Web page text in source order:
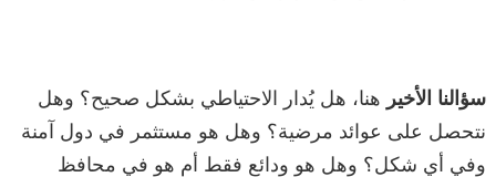
سؤالنا الأخير هنا، هل يُدار الاحتياطي بشكل صحيح؟ وهل
نتحصل على عوائد مرضية؟ وهل هو مستثمر في دول آمنة
وفي أي شكل؟ وهل هو ودائع فقط أم هو في محافظ